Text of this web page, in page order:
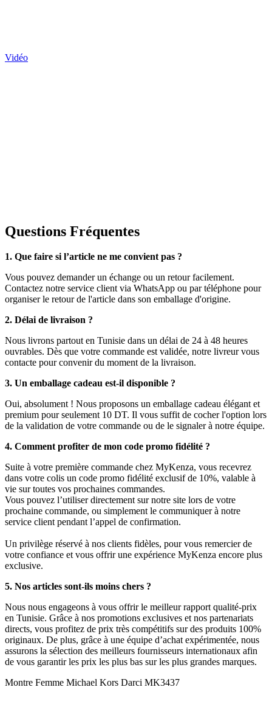
Vidéo
Questions Fréquentes
1. Que faire si l’article ne me convient pas ?
Vous pouvez demander un échange ou un retour facilement.
Contactez notre service client via WhatsApp ou par téléphone pour
organiser le retour de l'article dans son emballage d'origine.
2. Délai de livraison ?
Nous livrons partout en Tunisie dans un délai de 24 à 48 heures
ouvrables. Dès que votre commande est validée, notre livreur vous
contacte pour convenir du moment de la livraison.
3. Un emballage cadeau est-il disponible ?
Oui, absolument ! Nous proposons un emballage cadeau élégant et
premium pour seulement 10 DT. Il vous suffit de cocher l'option lors
de la validation de votre commande ou de le signaler à notre équipe.
4. Comment profiter de mon code promo fidélité ?
Suite à votre première commande chez MyKenza, vous recevrez
dans votre colis un code promo fidélité exclusif de 10%, valable à
vie sur toutes vos prochaines commandes.
Vous pouvez l’utiliser directement sur notre site lors de votre
prochaine commande, ou simplement le communiquer à notre
service client pendant l’appel de confirmation.
Un privilège réservé à nos clients fidèles, pour vous remercier de
votre confiance et vous offrir une expérience MyKenza encore plus
exclusive.
5. Nos articles sont-ils moins chers ?
Nous nous engageons à vous offrir le meilleur rapport qualité-prix
en Tunisie. Grâce à nos promotions exclusives et nos partenariats
directs, vous profitez de prix très compétitifs sur des produits 100%
originaux. De plus, grâce à une équipe d’achat expérimentée, nous
assurons la sélection des meilleurs fournisseurs internationaux afin
de vous garantir les prix les plus bas sur les plus grandes marques.
Montre Femme Michael Kors Darci MK3437